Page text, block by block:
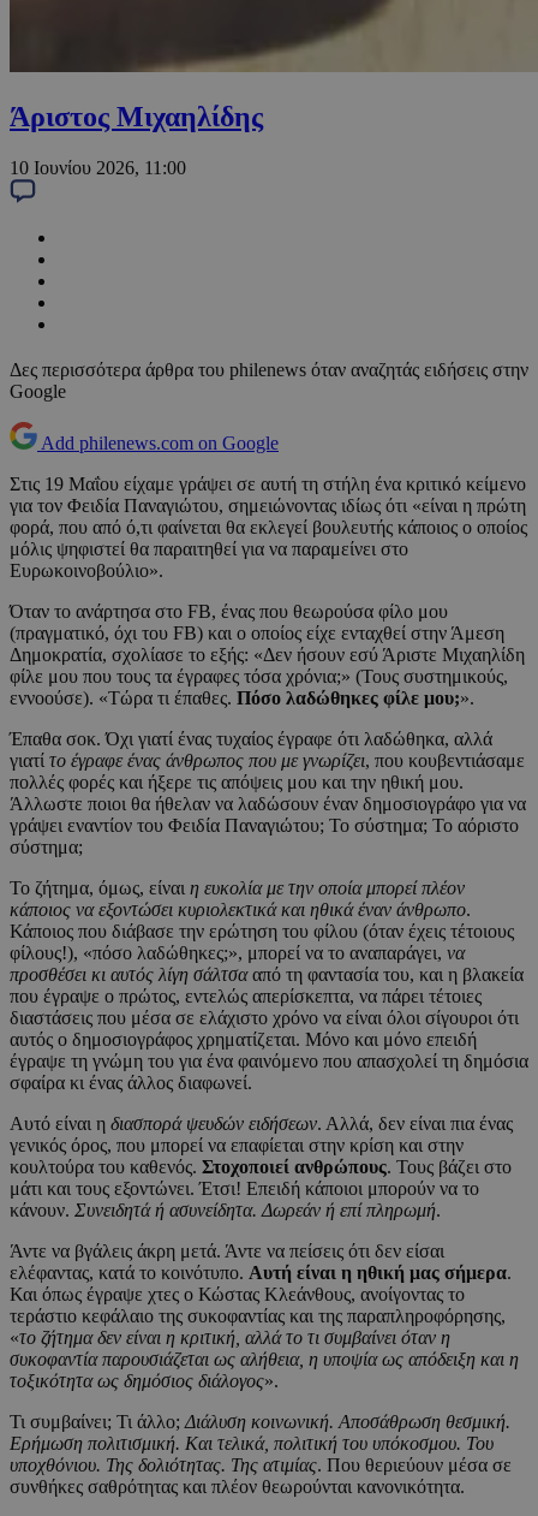
Άριστος Μιχαηλίδης
10 Ιουνίου 2026, 11:00
Δες περισσότερα άρθρα του philenews όταν αναζητάς ειδήσεις στην
Google
Add philenews.com on Google
Στις 19 Μαΐου είχαμε γράψει σε αυτή τη στήλη ένα κριτικό κείμενο
για τον Φειδία Παναγιώτου, σημειώνοντας ιδίως ότι «είναι η πρώτη
φορά, που από ό,τι φαίνεται θα εκλεγεί βουλευτής κάποιος ο οποίος
μόλις ψηφιστεί θα παραιτηθεί για να παραμείνει στο
Ευρωκοινοβούλιο».
Όταν το ανάρτησα στο FB, ένας που θεωρούσα φίλο μου
(πραγματικό, όχι του FB) και ο οποίος είχε ενταχθεί στην Άμεση
Δημοκρατία, σχολίασε το εξής: «Δεν ήσουν εσύ Άριστε Μιχαηλίδη
φίλε μου που τους τα έγραφες τόσα χρόνια;» (Τους συστημικούς,
εννοούσε). «Τώρα τι έπαθες. Πόσο λαδώθηκες φίλε μου;».
Έπαθα σοκ. Όχι γιατί ένας τυχαίος έγραφε ότι λαδώθηκα, αλλά
γιατί το έγραφε ένας άνθρωπος που με γνωρίζει, που κουβεντιάσαμε
πολλές φορές και ήξερε τις απόψεις μου και την ηθική μου.
Άλλωστε ποιοι θα ήθελαν να λαδώσουν έναν δημοσιογράφο για να
γράψει εναντίον του Φειδία Παναγιώτου; Το σύστημα; Το αόριστο
σύστημα;
Το ζήτημα, όμως, είναι η ευκολία με την οποία μπορεί πλέον
κάποιος να εξοντώσει κυριολεκτικά και ηθικά έναν άνθρωπο.
Κάποιος που διάβασε την ερώτηση του φίλου (όταν έχεις τέτοιους
φίλους!), «πόσο λαδώθηκες;», μπορεί να το αναπαράγει, να
προσθέσει κι αυτός λίγη σάλτσααπό τη φαντασία του, και η βλακεία
που έγραψε ο πρώτος, εντελώς απερίσκεπτα, να πάρει τέτοιες
διαστάσεις που μέσα σε ελάχιστο χρόνο να είναι όλοι σίγουροι ότι
αυτός ο δημοσιογράφος χρηματίζεται. Μόνο και μόνο επειδή
έγραψε τη γνώμη του για ένα φαινόμενο που απασχολεί τη δημόσια
σφαίρα κι ένας άλλος διαφωνεί.
Αυτό είναι η διασπορά ψευδών ειδήσεων. Αλλά, δεν είναι πια ένας
γενικός όρος, που μπορεί να επαφίεται στην κρίση και στην
κουλτούρα του καθενός. Στοχοποιεί ανθρώπους. Τους βάζει στο
μάτι και τους εξοντώνει. Έτσι! Επειδή κάποιοι μπορούν να το
κάνουν. Συνειδητά ή ασυνείδητα. Δωρεάν ή επί πληρωμή.
Άντε να βγάλεις άκρη μετά. Άντε να πείσεις ότι δεν είσαι
ελέφαντας, κατά το κοινότυπο. Αυτή είναι η ηθική μας σήμερα.
Και όπως έγραψε χτες ο Κώστας Κλεάνθους, ανοίγοντας το
τεράστιο κεφάλαιο της συκοφαντίας και της παραπληροφόρησης,
«το ζήτημα δεν είναι η κριτική, αλλά το τι συμβαίνει όταν η
συκοφαντία παρουσιάζεται ως αλήθεια, η υποψία ως απόδειξη και η
τοξικότητα ως δημόσιος διάλογος».
Τι συμβαίνει; Τι άλλο; Διάλυση κοινωνική. Αποσάθρωση θεσμική.
Ερήμωση πολιτισμική. Και τελικά, πολιτική του υπόκοσμου. Του
υποχθόνιου. Της δολιότητας. Της ατιμίας. Που θεριεύουν μέσα σε
συνθήκες σαθρότητας και πλέον θεωρούνται κανονικότητα.